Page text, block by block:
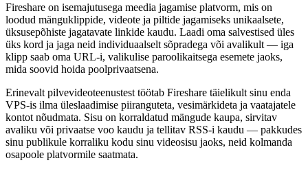
Fireshare on isemajutusega meedia jagamise platvorm, mis on
loodud mänguklippide, videote ja piltide jagamiseks unikaalsete,
üksusepõhiste jagatavate linkide kaudu. Laadi oma salvestised üles
üks kord ja jaga neid individuaalselt sõpradega või avalikult — iga
klipp saab oma URL-i, valikulise paroolikaitsega esemete jaoks,
mida soovid hoida poolprivaatsena.
Erinevalt pilvevideoteenustest töötab Fireshare täielikult sinu enda
VPS-is ilma üleslaadimise piiranguteta, vesimärkideta ja vaatajatele
kontot nõudmata. Sisu on korraldatud mängude kaupa, sirvitav
avaliku või privaatse voo kaudu ja tellitav RSS-i kaudu — pakkudes
sinu publikule korraliku kodu sinu videosisu jaoks, neid kolmanda
osapoole platvormile saatmata.